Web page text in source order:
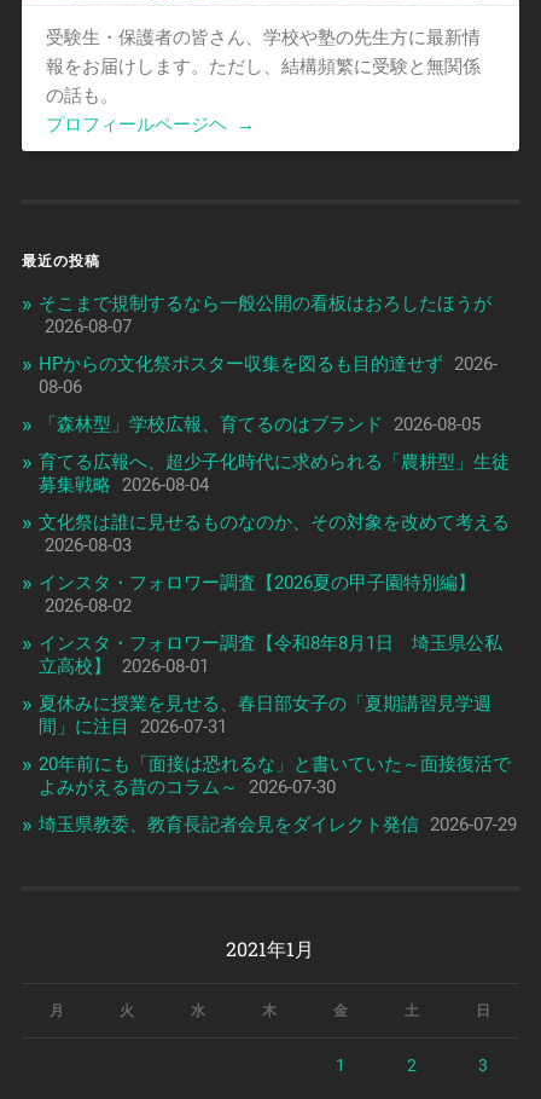
受験生・保護者の皆さん、学校や塾の先生方に最新情
報をお届けします。ただし、結構頻繁に受験と無関係
の話も。
プロフィールページヘ
→
最近の投稿
そこまで規制するなら一般公開の看板はおろしたほうが
2026-08-07
HPからの文化祭ポスター収集を図るも目的達せず 2026-
08-06
「森林型」学校広報、育てるのはブランド
2026-08-05
育てる広報へ、超少子化時代に求められる「農耕型」生徒
募集戦略
2026-08-04
文化祭は誰に見せるものなのか、その対象を改めて考える
2026-08-03
インスタ・フォロワー調査【2026夏の甲子園特別編】
2026-08-02
インスタ・フォロワー調査【令和8年8月1日 埼玉県公私
立高校】
2026-08-01
夏休みに授業を見せる、春日部女子の「夏期講習見学週
間」に注目
2026-07-31
20年前にも「面接は恐れるな」と書いていた～面接復活で
よみがえる昔のコラム～
2026-07-30
埼玉県教委、教育長記者会見をダイレクト発信 2026-07-29
2021年1月
月 火 水 木 金 土 日
1 2 3